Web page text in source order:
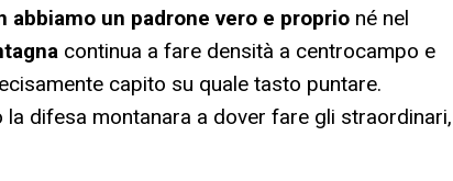
un padrone vero e proprio né nel
continua a fare densità a centrocampo e
capito su quale tasto puntare.
la difesa montanara a dover fare gli straordinari,